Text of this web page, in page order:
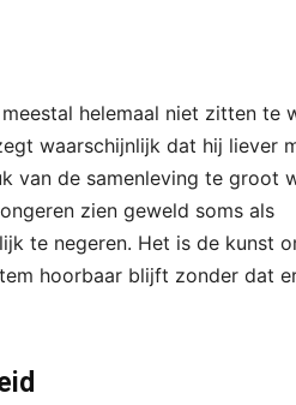
helemaal niet zitten te
waarschijnlijk dat hij liever
van de samenleving te groot
zien geweld soms als
te negeren. Het is de kunst
hoorbaar blijft zonder dat